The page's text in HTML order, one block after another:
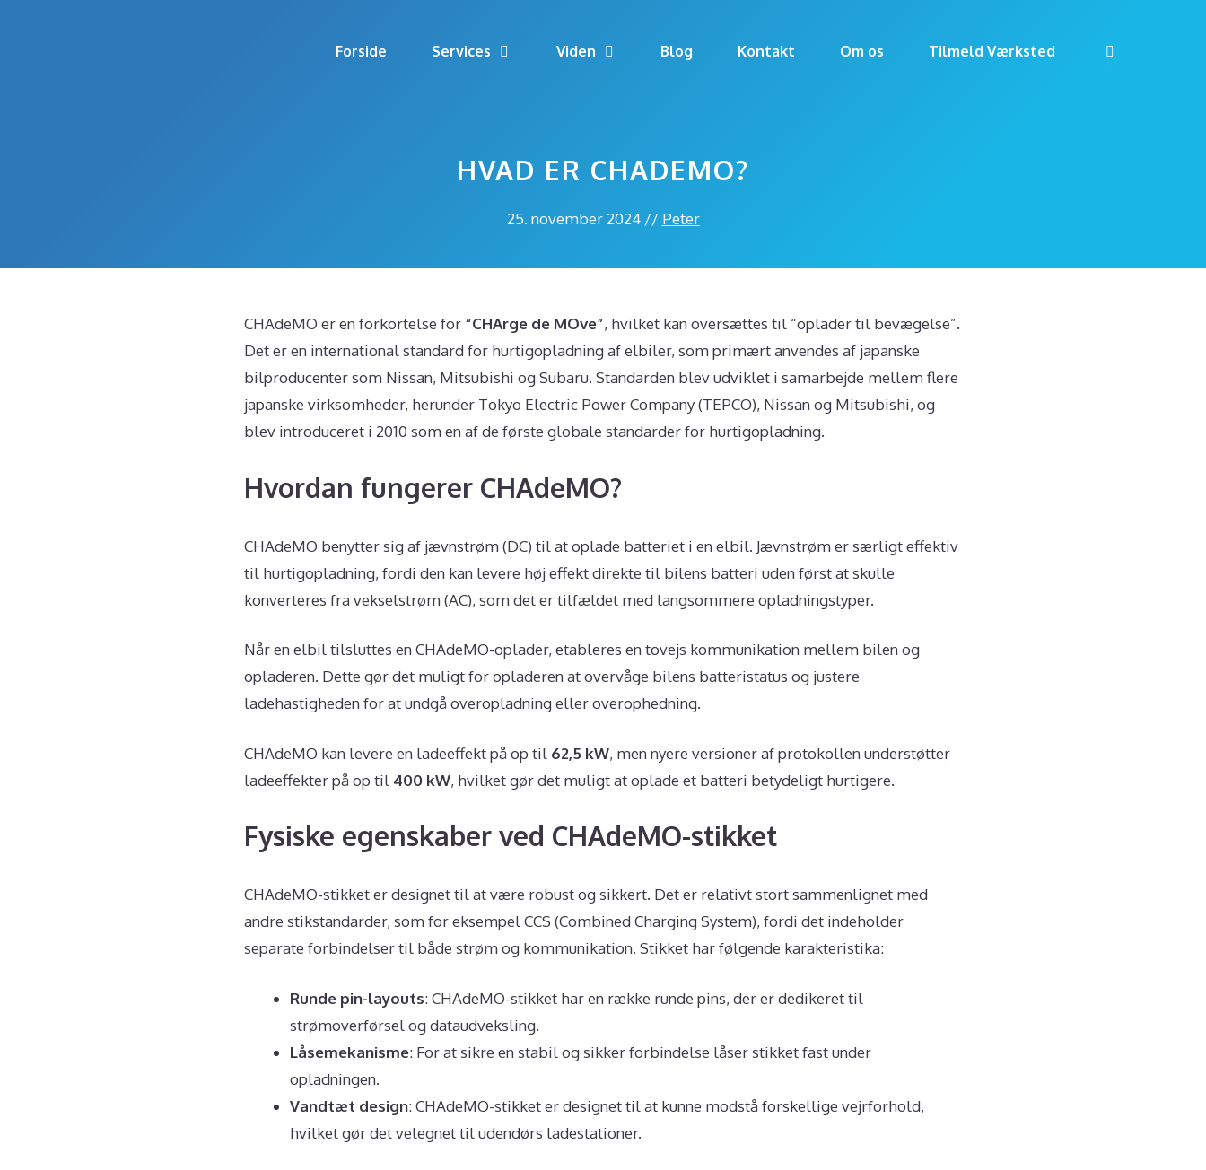
Forside Services Viden Blog Kontakt Om os Tilmeld Værksted
HVAD ER CHADEMO?
25. november 2024// Peter
CHAdeMO er en forkortelse for “CHArge de MOve”, hvilket kan oversættes til “oplader til bevægelse”.
Det er en international standard for hurtigopladning af elbiler, som primært anvendes af japanske
bilproducenter som Nissan, Mitsubishi og Subaru. Standarden blev udviklet i samarbejde mellem flere
japanske virksomheder, herunder Tokyo Electric Power Company (TEPCO), Nissan og Mitsubishi, og
blev introduceret i 2010 som en af de første globale standarder for hurtigopladning.
Hvordan fungerer CHAdeMO?
CHAdeMO benytter sig af jævnstrøm (DC) til at oplade batteriet i en elbil. Jævnstrøm er særligt effektiv
til hurtigopladning, fordi den kan levere høj effekt direkte til bilens batteri uden først at skulle
konverteres fra vekselstrøm (AC), som det er tilfældet med langsommere opladningstyper.
Når en elbil tilsluttes en CHAdeMO-oplader, etableres en tovejs kommunikation mellem bilen og
opladeren. Dette gør det muligt for opladeren at overvåge bilens batteristatus og justere
ladehastigheden for at undgå overopladning eller overophedning.
CHAdeMO kan levere en ladeeffekt på op til 62,5 kW, men nyere versioner af protokollen understøtter
ladeeffekter på op til 400 kW, hvilket gør det muligt at oplade et batteri betydeligt hurtigere.
Fysiske egenskaber ved CHAdeMO-stikket
CHAdeMO-stikket er designet til at være robust og sikkert. Det er relativt stort sammenlignet med
andre stikstandarder, som for eksempel CCS (Combined Charging System), fordi det indeholder
separate forbindelser til både strøm og kommunikation. Stikket har følgende karakteristika:
Runde pin-layouts: CHAdeMO-stikket har en række runde pins, der er dedikeret til
strømoverførsel og dataudveksling.
Låsemekanisme: For at sikre en stabil og sikker forbindelse låser stikket fast under
opladningen.
Vandtæt design: CHAdeMO-stikket er designet til at kunne modstå forskellige vejrforhold,
hvilket gør det velegnet til udendørs ladestationer.